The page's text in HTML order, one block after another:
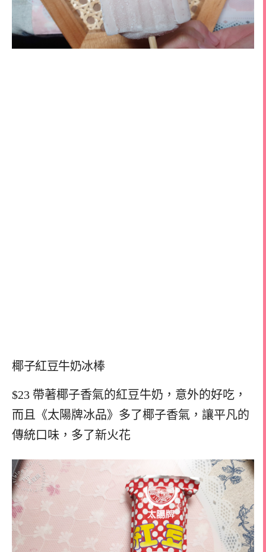
椰子紅豆牛奶冰棒
$23 帶著椰子香氣的紅豆牛奶，意外的好吃，
而且《太陽牌冰品》多了椰子香氣，讓平凡的
傳統口味，多了新火花